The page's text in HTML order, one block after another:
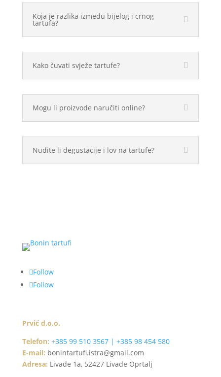
Koja je razlika između bijelog i crnog
tartufa?
Kako čuvati svježe tartufe?
Mogu li proizvode naručiti online?
Nudite li degustacije i lov na tartufe?
Follow
Follow
Prvić d.o.o.
Telefon: +385 99 510 3567 | +385 98 454 580
E-mail: bonintartufi.istra@gmail.com
Adresa: Livade 1a, 52427 Livade Oprtalj